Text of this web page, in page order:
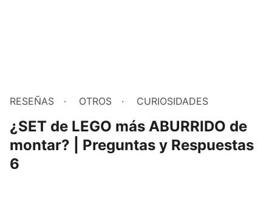
RESEÑAS OTROS CURIOSIDADES
¿SET de LEGO más ABURRIDO de
montar? | Preguntas y Respuestas
6